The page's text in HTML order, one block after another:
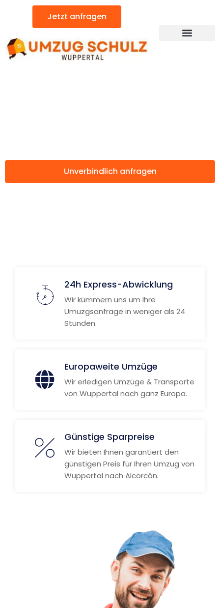
Jetzt anfragen
Unverbindlich anfragen
24h Express-Abwicklung
Wir kümmern uns um Ihre
Umuzgsanfrage in weniger als 24
Stunden.
Europaweite Umzüge
Wir erledigen Umzüge & Transporte
von Wuppertal nach ganz Europa.
Günstige Sparpreise
Wir bieten Ihnen garantiert den
günstigen Preis für Ihren Umzug von
Wuppertal nach Alcorcón.